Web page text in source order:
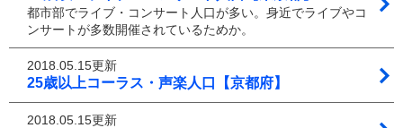
都市部でライブ・コンサート人口が多い。身近でライブやコ
ンサートが多数開催されているためか。
2018.05.15更新
25歳以上コーラス・声楽人口【京都府】
2018.05.15更新